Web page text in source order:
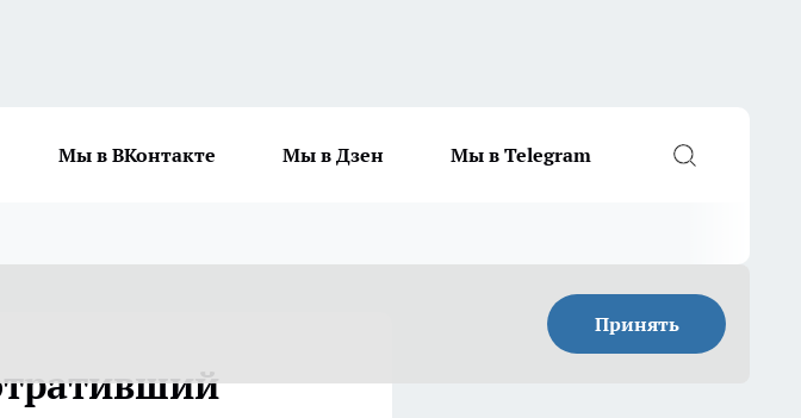
Мы в ВКонтакте Мы в Дзен Мы в Telegram
Принять